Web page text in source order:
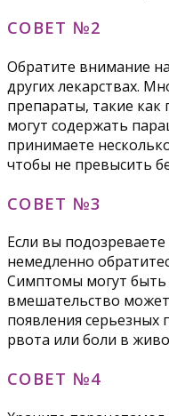
СОВЕТ №2
Обратите внимание
других лекарствах.
препараты, такие как
могут содержать
принимаете
чтобы не превысить
СОВЕТ №3
Если вы
немедленно
Симптомы могут
вмешательство
появления серьезных
рвота или боли в
СОВЕТ №4